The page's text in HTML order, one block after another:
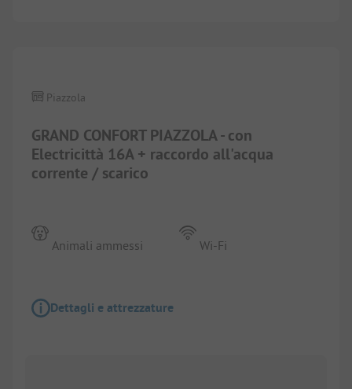
GRAND CONFORT PIAZZOLA - con
Electricittà 16A + raccordo all'acqua
corrente / scarico
Piazzola
Animali ammessi Wi-Fi
Dettagli e attrezzature